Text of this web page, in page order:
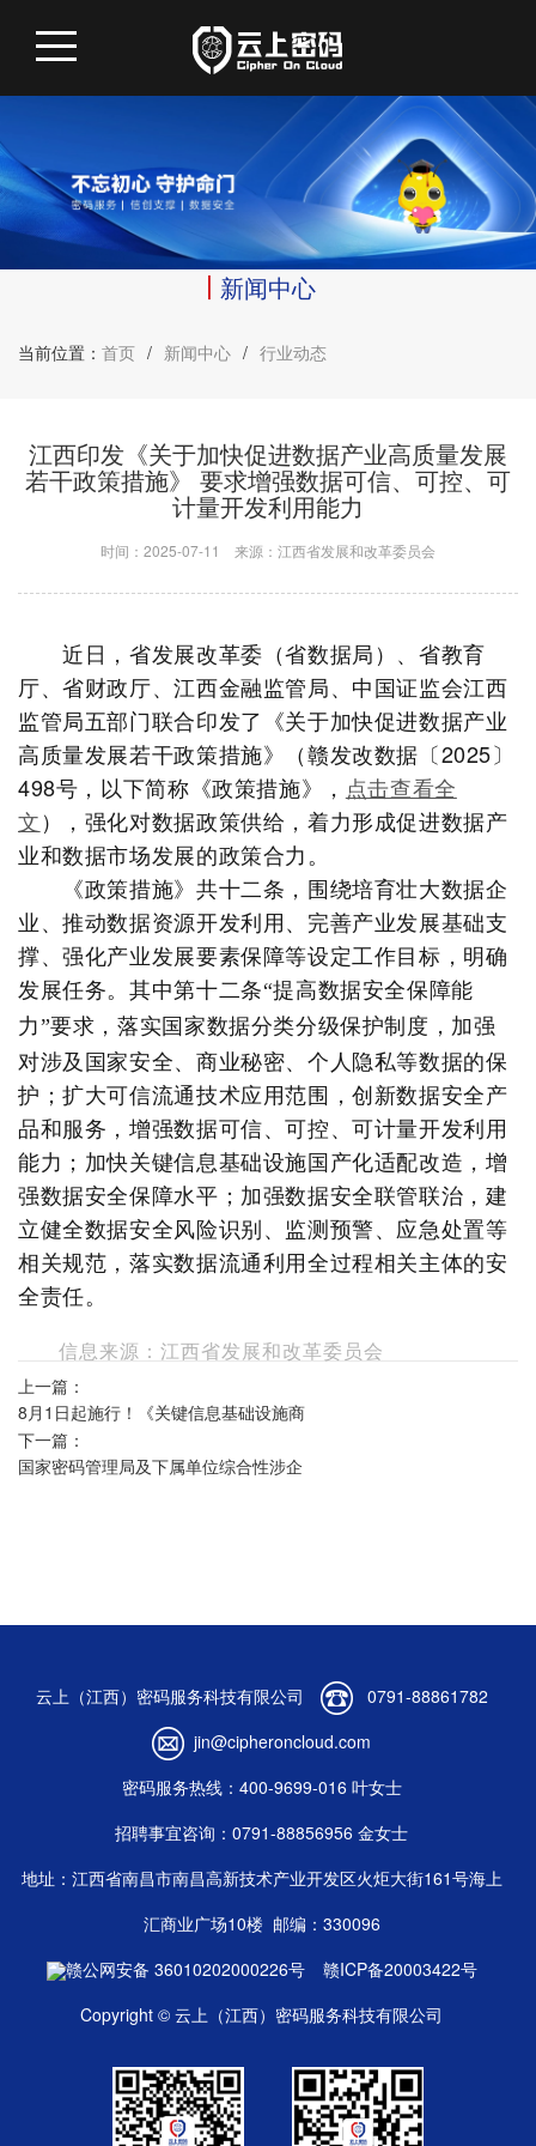
新闻中心
当前位置： 首页 / 新闻中心 / 行业动态
江西印发《关于加快促进数据产业高质量发展
若干政策措施》 要求增强数据可信、可控、可
计量开发利用能力
时间：2025-07-11 来源：江西省发展和改革委员会
近日，省发展改革委（省数据局）、省教育
厅、省财政厅、江西金融监管局、中国证监会江西
监管局五部门联合印发了《关于加快促进数据产业
高质量发展若干政策措施》（赣发改数据〔2025〕
498号，以下简称《政策措施》， 点击查看全
文），强化对数据政策供给，着力形成促进数据产
业和数据市场发展的政策合力。
《政策措施》共十二条，围绕培育壮大数据企
业、推动数据资源开发利用、完善产业发展基础支
撑、强化产业发展要素保障等设定工作目标，明确
发展任务。其中第十二条“提高数据安全保障能
力”要求，落实国家数据分类分级保护制度，加强
对涉及国家安全、商业秘密、个人隐私等数据的保
护；扩大可信流通技术应用范围，创新数据安全产
品和服务，增强数据可信、可控、可计量开发利用
能力；加快关键信息基础设施国产化适配改造，增
强数据安全保障水平；加强数据安全联管联治，建
立健全数据安全风险识别、监测预警、应急处置等
相关规范，落实数据流通利用全过程相关主体的安
全责任。
信息来源：江西省发展和改革委员会
上一篇：
8月1日起施行！《关键信息基础设施商
用密码使用管理规定》这些新规值得关
注
下一篇：
国家密码管理局及下属单位综合性涉企
云上（江西）密码服务科技有限公司
0791-88861782
jin@cipheroncloud.com
密码服务热线：400-9699-016 叶女士
招聘事宜咨询：0791-88856956 金女士
地址：江西省南昌市南昌高新技术产业开发区火炬大街161号海上
汇商业广场10楼 邮编：330096
赣公网安备 36010202000226号
赣ICP备20003422号
Copyright © 云上（江西）密码服务科技有限公司